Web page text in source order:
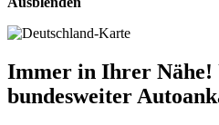
Immer in Ihrer Nähe!
bundesweiter